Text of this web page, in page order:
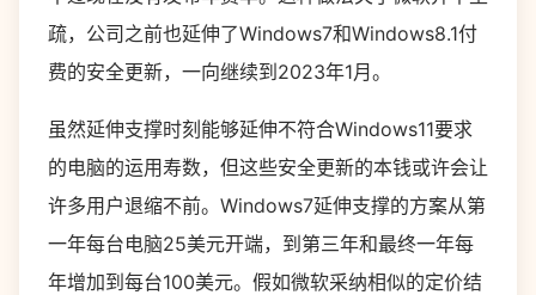
疏，公司之前也延伸了Windows7和Windows8.1付
费的安全更新，一向继续到2023年1月。
虽然延伸支撑时刻能够延伸不符合Windows11要求
的电脑的运用寿数，但这些安全更新的本钱或许会让
许多用户退缩不前。Windows7延伸支撑的方案从第
一年每台电脑25美元开端，到第三年和最终一年每
年增加到每台100美元。假如微软采纳相似的定价结